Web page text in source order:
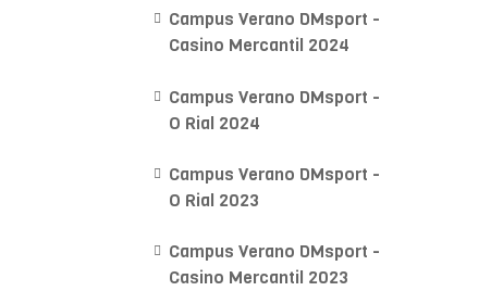
Campus Verano DMsport -
Casino Mercantil 2024
Campus Verano DMsport -
O Rial 2024
Campus Verano DMsport -
O Rial 2023
Campus Verano DMsport -
Casino Mercantil 2023